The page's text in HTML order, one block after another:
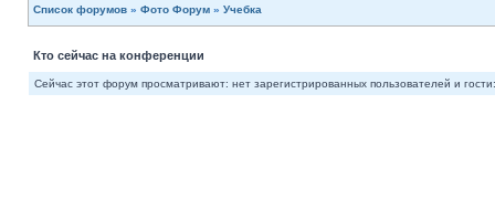
Список форумов » Фото Форум » Учебка
Кто сейчас на конференции
Сейчас этот форум просматривают: нет зарегистрированных пользователей и